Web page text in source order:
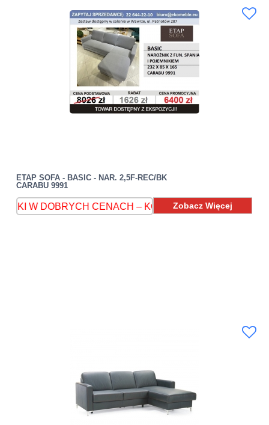
ETAP SOFA - BASIC - NAR. 2,5F-REC/BK
CARABU 9991
DOBRYCH CENACH – KONTAKT 536 599 370 MEBLE
Zobacz Więcej